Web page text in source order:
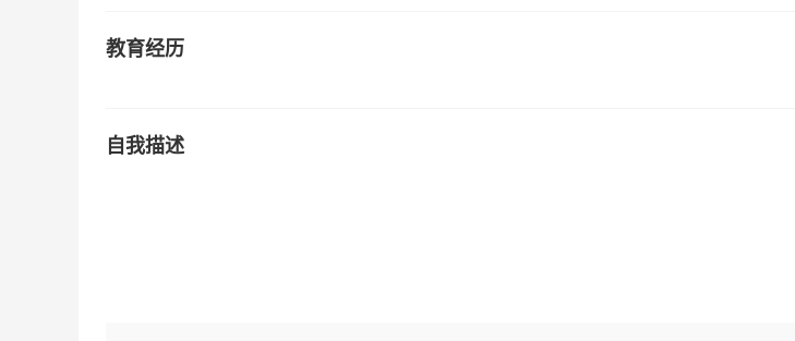
教育经历
自我描述